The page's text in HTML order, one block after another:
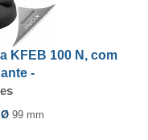
KFEB 100 N, com
-
Ø 99 mm